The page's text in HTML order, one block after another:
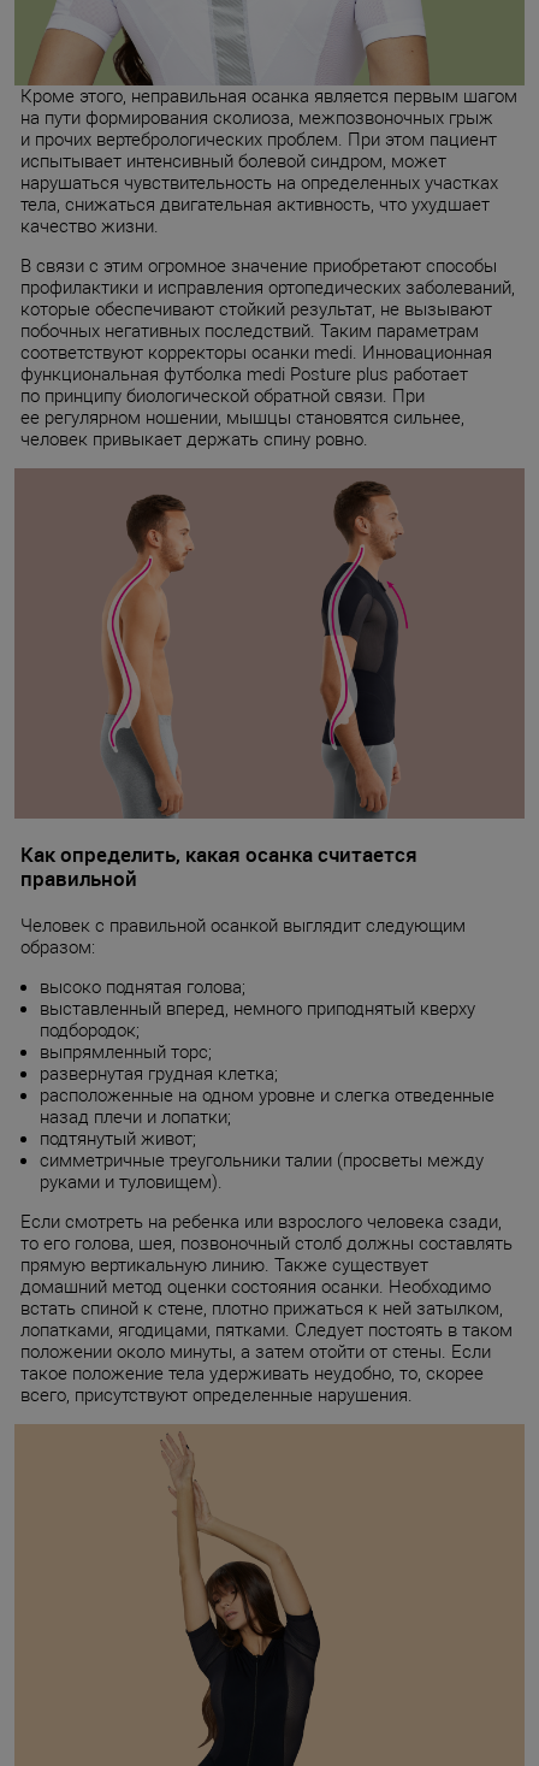
Кроме этого, неправильная осанка является первым шагом
на пути формирования сколиоза, межпозвоночных грыж
и прочих вертебрологических проблем. При этом пациент
испытывает интенсивный болевой синдром, может
нарушаться чувствительность на определенных участках
тела, снижаться двигательная активность, что ухудшает
качество жизни.
В связи с этим огромное значение приобретают способы
профилактики и исправления ортопедических заболеваний,
которые обеспечивают стойкий результат, не вызывают
побочных негативных последствий. Таким параметрам
соответствуют корректоры осанки medi. Инновационная
функциональная футболка medi Posture plus работает
по принципу биологической обратной связи. При
ее регулярном ношении, мышцы становятся сильнее,
человек привыкает держать спину ровно.
Как определить, какая осанка считается
правильной
Человек с правильной осанкой выглядит следующим
образом:
высоко поднятая голова;
выставленный вперед, немного приподнятый кверху
подбородок;
выпрямленный торс;
развернутая грудная клетка;
расположенные на одном уровне и слегка отведенные
назад плечи и лопатки;
подтянутый живот;
симметричные треугольники талии (просветы между
руками и туловищем).
Если смотреть на ребенка или взрослого человека сзади,
то его голова, шея, позвоночный столб должны составлять
прямую вертикальную линию. Также существует
домашний метод оценки состояния осанки. Необходимо
встать спиной к стене, плотно прижаться к ней затылком,
лопатками, ягодицами, пятками. Следует постоять в таком
положении около минуты, а затем отойти от стены. Если
такое положение тела удерживать неудобно, то, скорее
всего, присутствуют определенные нарушения.